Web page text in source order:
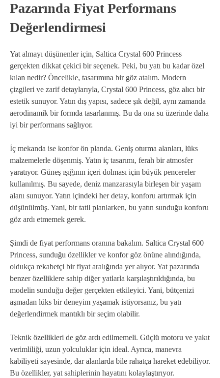
Pazarında Fiyat Performans
Değerlendirmesi
Yat almayı düşünenler için, Saltica Crystal 600 Princess
gerçekten dikkat çekici bir seçenek. Peki, bu yatı bu kadar özel
kılan nedir? Öncelikle, tasarımına bir göz atalım. Modern
çizgileri ve zarif detaylarıyla, Crystal 600 Princess, göz alıcı bir
estetik sunuyor. Yatın dış yapısı, sadece şık değil, aynı zamanda
aerodinamik bir formda tasarlanmış. Bu da ona su üzerinde daha
iyi bir performans sağlıyor.
İç mekanda ise konfor ön planda. Geniş oturma alanları, lüks
malzemelerle döşenmiş. Yatın iç tasarımı, ferah bir atmosfer
yaratıyor. Güneş ışığının içeri dolması için büyük pencereler
kullanılmış. Bu sayede, deniz manzarasıyla birleşen bir yaşam
alanı sunuyor. Yatın içindeki her detay, konforu artırmak için
düşünülmüş. Yani, bir tatil planlarken, bu yatın sunduğu konforu
göz ardı etmemek gerek.
Şimdi de fiyat performans oranına bakalım. Saltica Crystal 600
Princess, sunduğu özellikler ve konfor göz önüne alındığında,
oldukça rekabetçi bir fiyat aralığında yer alıyor. Yat pazarında
benzer özelliklere sahip diğer yatlarla karşılaştırıldığında, bu
modelin sunduğu değer gerçekten etkileyici. Yani, bütçenizi
aşmadan lüks bir deneyim yaşamak istiyorsanız, bu yatı
değerlendirmek mantıklı bir seçim olabilir.
Teknik özellikleri de göz ardı edilmemeli. Güçlü motoru ve yakıt
verimliliği, uzun yolculuklar için ideal. Ayrıca, manevra
kabiliyeti sayesinde, dar alanlarda bile rahatça hareket edebiliyor.
Bu özellikler, yat sahiplerinin hayatını kolaylaştırıyor.